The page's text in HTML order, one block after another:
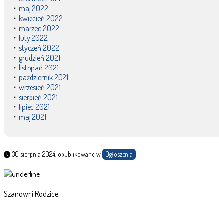
maj 2022
kwiecień 2022
marzec 2022
luty 2022
styczeń 2022
grudzień 2021
listopad 2021
październik 2021
wrzesień 2021
sierpień 2021
lipiec 2021
maj 2021
30 sierpnia 2024, opublikowano w Ogłoszenia
Szanowni Rodzice,